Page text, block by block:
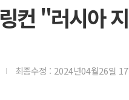
컨 "러시아
최종수정 : 2024년04월26일